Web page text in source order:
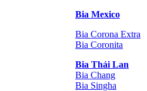
Bia Mexico
Bia Corona Extra
Bia Coronita
Bia Thái Lan
Bia Chang
Bia Singha